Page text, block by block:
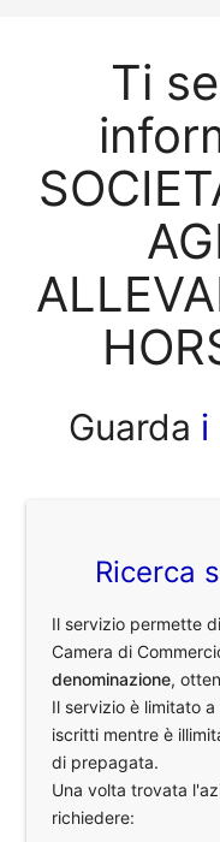
Ti
Guarda i
Ricerca
Il servizio permette
Camera di
denominazione,
Il servizio è limitato
iscritti mentre è
di prepagata.
Una volta trovata
richiedere: